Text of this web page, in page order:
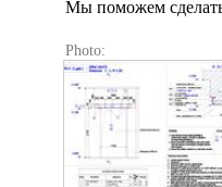
Мы поможем
Photo: